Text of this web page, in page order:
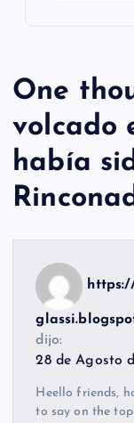
One
volcado
había
dijo:
28 de Agosto
Heello friends,
to say on the